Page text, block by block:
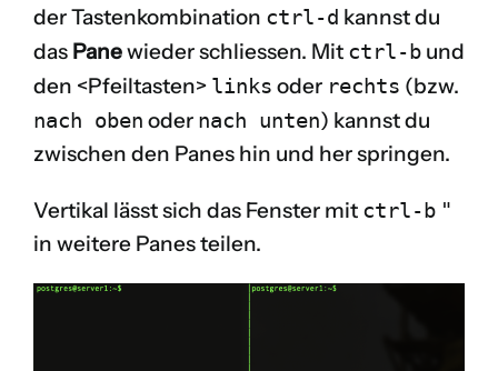
der Tastenkombination ctrl-d kannst du
das Panewieder schliessen. Mit ctrl-b und
den <Pfeiltasten> links oder rechts (bzw.
nach oben oder nach unten) kannst du
zwischen den Panes hin und her springen.
Vertikal lässt sich das Fenster mit ctrl-b "
in weitere Panes teilen.